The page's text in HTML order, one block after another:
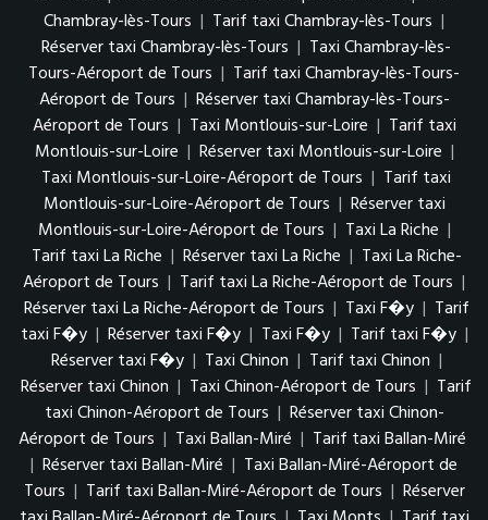
Chambray-lès-Tours | Tarif taxi Chambray-lès-Tours |
Réserver taxi Chambray-lès-Tours | Taxi Chambray-lès-
Tours-Aéroport de Tours | Tarif taxi Chambray-lès-Tours-
Aéroport de Tours | Réserver taxi Chambray-lès-Tours-
Aéroport de Tours | Taxi Montlouis-sur-Loire | Tarif taxi
Montlouis-sur-Loire | Réserver taxi Montlouis-sur-Loire |
Taxi Montlouis-sur-Loire-Aéroport de Tours | Tarif taxi
Montlouis-sur-Loire-Aéroport de Tours | Réserver taxi
Montlouis-sur-Loire-Aéroport de Tours | Taxi La Riche |
Tarif taxi La Riche | Réserver taxi La Riche | Taxi La Riche-
Aéroport de Tours | Tarif taxi La Riche-Aéroport de Tours |
Réserver taxi La Riche-Aéroport de Tours | Taxi F�y | Tarif
taxi F�y | Réserver taxi F�y | Taxi F�y | Tarif taxi F�y |
Réserver taxi F�y | Taxi Chinon | Tarif taxi Chinon |
Réserver taxi Chinon | Taxi Chinon-Aéroport de Tours | Tarif
taxi Chinon-Aéroport de Tours | Réserver taxi Chinon-
Aéroport de Tours | Taxi Ballan-Miré | Tarif taxi Ballan-Miré
| Réserver taxi Ballan-Miré | Taxi Ballan-Miré-Aéroport de
Tours | Tarif taxi Ballan-Miré-Aéroport de Tours | Réserver